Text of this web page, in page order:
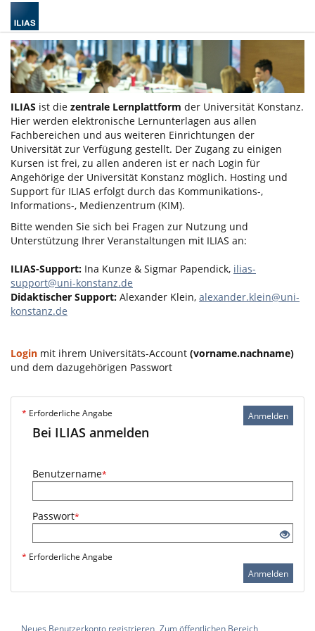
ILIAS ist die zentrale Lernplattform der Universität Konstanz.
Hier werden elektronische Lernunterlagen aus allen
Fachbereichen und aus weiteren Einrichtungen der
Universität zur Verfügung gestellt. Der Zugang zu einigen
Kursen ist frei, zu allen anderen ist er nach Login für
Angehörige der Universität Konstanz möglich. Hosting und
Support für ILIAS erfolgt durch das Kommunikations-,
Informations-, Medienzentrum (KIM).
Bitte wenden Sie sich bei Fragen zur Nutzung und
Unterstützung Ihrer Veranstaltungen mit ILIAS an:
ILIAS-Support: Ina Kunze & Sigmar Papendick, ilias-
support@uni-konstanz.de
Didaktischer Support: Alexander Klein, alexander.klein@uni-
konstanz.de
Login mit ihrem Universitäts-Account (vorname.nachname)
und dem dazugehörigen Passwort
Anmelden
* Erforderliche Angabe
Bei ILIAS anmelden
Benutzername*
Passwort*
* Erforderliche Angabe
Anmelden